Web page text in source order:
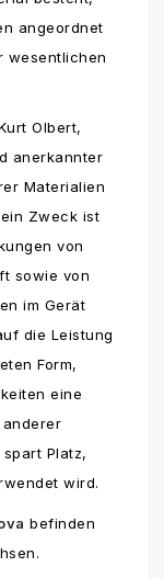
angeordnet
wesentlichen
Olbert,
anerkannter
Materialien
Zweck ist
von
sowie von
im Gerät
die Leistung
Form,
eine
Platz,
wird.
befinden